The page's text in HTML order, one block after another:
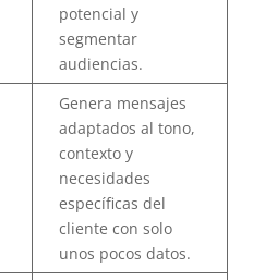
potencial y
segmentar
audiencias.
Genera mensajes
adaptados al tono,
contexto y
necesidades
específicas del
cliente con solo
unos pocos datos.